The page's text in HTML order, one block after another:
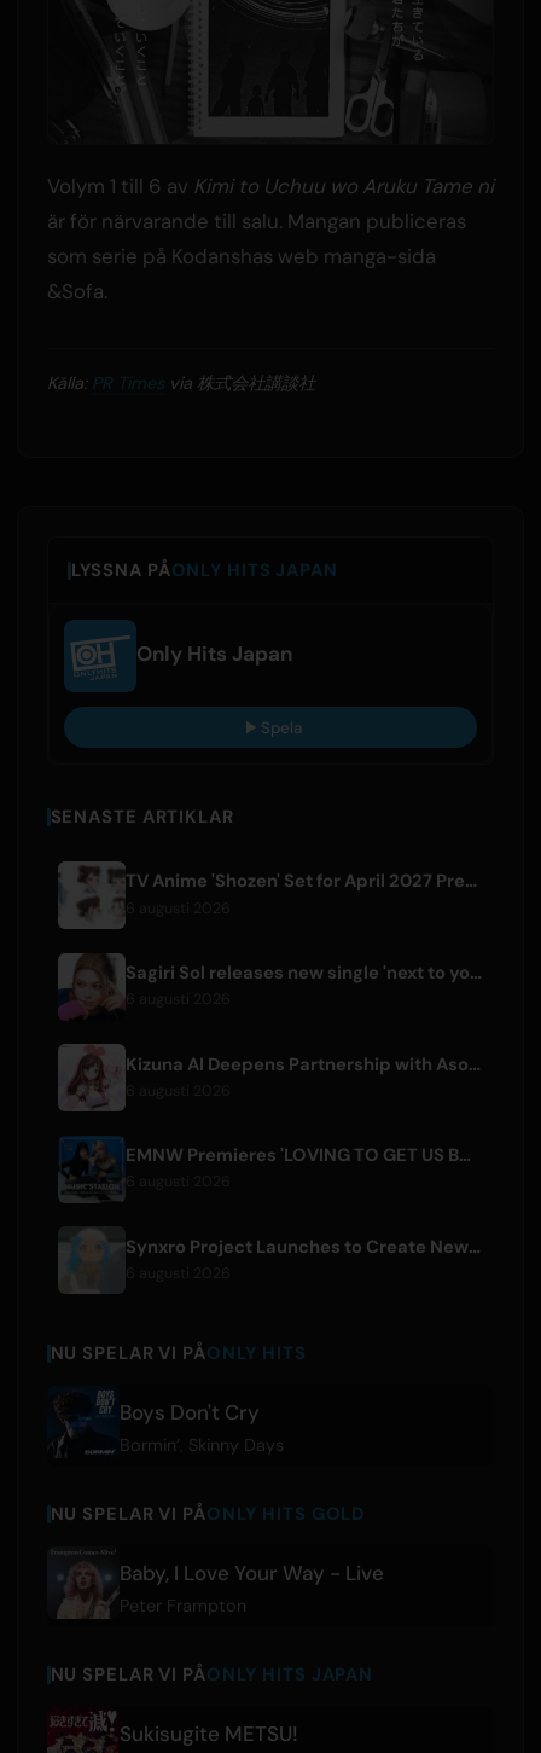
Volym 1 till 6 av Kimi to Uchuu wo Aruku Tame ni
är för närvarande till salu. Mangan publiceras
som serie på Kodanshas web manga-sida
&Sofa.
Källa: PR Timesvia 株式会社講談社
LYSSNA PÅONLY HITS JAPAN
Only Hits Japan
Spela
SENASTE ARTIKLAR
TV Anime 'Shozen' Set for April 2027 Premiere on Fuji TV
Sagiri Sol releases new single 'next to your love' after hiatus
Kizuna AI Deepens Partnership with Asobisystem Ahead of 10th Anniversary World Tour
EMNW Premieres 'LOVING TO GET US BY' Music Video on August 7
Synxro Project Launches to Create New IP from Fictional Anime Openings
NU SPELAR VI PÅONLY HITS
Boys Don't Cry
Bormin’ Skinny Days
NU SPELAR VI PÅONLY HITS GOLD
Baby, I Love Your Way - Live
Peter Frampton
NU SPELAR VI PÅONLY HITS JAPAN
Sukisugite METSU!